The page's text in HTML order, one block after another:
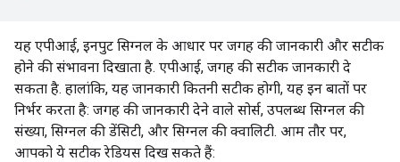
यह एपीआई, इनपुट सिग्नल के आधार पर जगह की जानकारी और सटीक
होने की संभावना दिखाता है. एपीआई, जगह की सटीक जानकारी दे
सकता है. हालांकि, यह जानकारी कितनी सटीक होगी, यह इन बातों पर
निर्भर करता है: जगह की जानकारी देने वाले सोर्स, उपलब्ध सिग्नल की
संख्या, सिग्नल की डेंसिटी, और सिग्नल की क्वालिटी. आम तौर पर,
आपको ये सटीक रेडियस दिख सकते हैं: